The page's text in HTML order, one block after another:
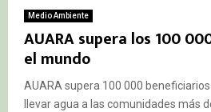
Medio Ambiente
AUARA supera los 100
el mundo
AUARA supera 100 000
llevar agua a las comunidades más